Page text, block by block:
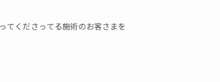
てくださってる施術のお客さまを